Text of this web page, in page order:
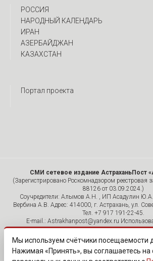
РОССИЯ
НАРОДНЫЙ КАЛЕНДАРЬ
ИРАН
АЗЕРБАЙДЖАН
КАЗАХСТАН
Портал проекта
СМИ сетевое издание АстраханьПост
(Зарегистрировано Роскомнадзором
88126 от 03.09.2024.)
Соучредители: Алымов А.Н. , ИП Асадулин Ю.А.
Вербина А.В. Адрес: 414000, г. Астрахань, ул.
Тел. +7 917 191-22-45.
E-mail.: Astrakhanpost@yandex.ru
размещенных на страницах сетевого
допускается исключительно с указанием
активной гиперссылки на портал
читателей сайта размещаются без
Мы используем счётчики посещаемости
Нажимая «Принять», вы соглашаетесь на